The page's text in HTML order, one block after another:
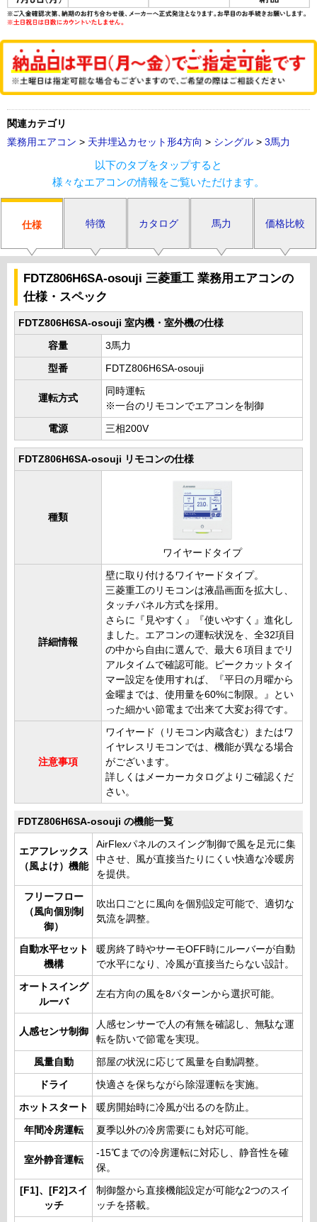
関連カテゴリ
業務用エアコン > 天井埋込カセット形4方向 > シングル > 3馬力
以下のタブをタップすると
様々なエアコンの情報をご覧いただけます。
仕様 特徴 カタログ 馬力 価格比較
FDTZ806H6SA-osouji 三菱重工 業務用エアコンの
仕様・スペック
FDTZ806H6SA-osouji 室内機・室外機の仕様
容量 3馬力
型番 FDTZ806H6SA-osouji
運転方式
同時運転
※一台のリモコンでエアコンを制御
電源 三相200V
FDTZ806H6SA-osouji リモコンの仕様
種類
ワイヤードタイプ
詳細情報
壁に取り付けるワイヤードタイプ。
三菱重工のリモコンは液晶画面を拡大し、
タッチパネル方式を採用。
さらに『見やすく』『使いやすく』進化し
ました。エアコンの運転状況を、全32項目
の中から自由に選んで、最大６項目までリ
アルタイムで確認可能。ピークカットタイ
マー設定を使用すれば、『平日の月曜から
金曜までは、使用量を60%に制限。』とい
った細かい節電まで出来て大変お得です。
注意事項
ワイヤード（リモコン内蔵含む）またはワ
イヤレスリモコンでは、機能が異なる場合
がございます。
詳しくはメーカーカタログよりご確認くだ
さい。
FDTZ806H6SA-osouji の機能一覧
エアフレックス
（風よけ）機能
AirFlexパネルのスイング制御で風を足元に集
中させ、風が直接当たりにくい快適な冷暖房
を提供。
フリーフロー
（風向個別制
御）
吹出口ごとに風向を個別設定可能で、適切な
気流を調整。
自動水平セット
機構
暖房終了時やサーモOFF時にルーバーが自動
で水平になり、冷風が直接当たらない設計。
オートスイング
ルーバ
左右方向の風を8パターンから選択可能。
人感センサ制御
人感センサーで人の有無を確認し、無駄な運
転を防いで節電を実現。
風量自動 部屋の状況に応じて風量を自動調整。
ドライ 快適さを保ちながら除湿運転を実施。
ホットスタート 暖房開始時に冷風が出るのを防止。
年間冷房運転 夏季以外の冷房需要にも対応可能。
室外静音運転
-15℃までの冷房運転に対応し、静音性を確
保。
[F1]、[F2]スイ
ッチ
制御盤から直接機能設定が可能な2つのスイ
ッチを搭載。